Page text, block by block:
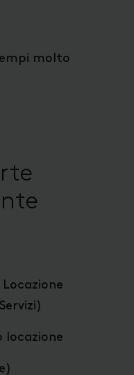
molto
Locazione
locazione